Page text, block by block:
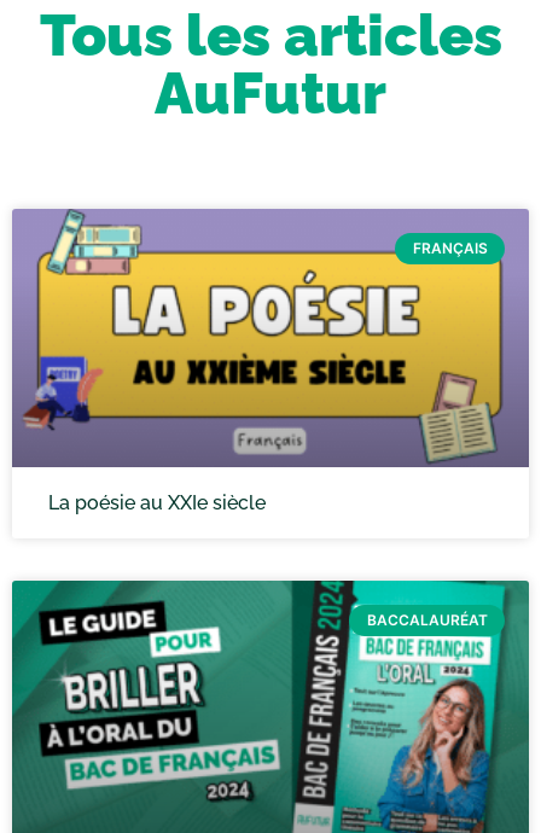
Tous les articles
AuFutur
FRANÇAIS
La poésie au XXIe siècle
BACCALAURÉAT